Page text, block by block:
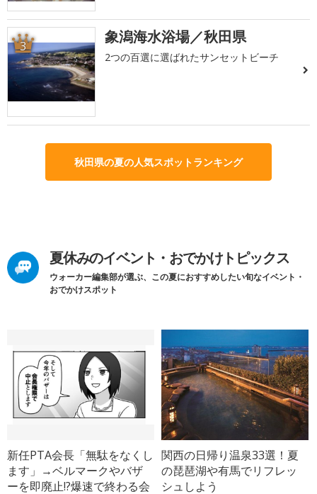
3 象潟海水浴場／秋田県
2つの百選に選ばれたサンセットビーチ
秋田県の夏の人気スポットランキング
夏休みのイベント・おでかけトピックス
ウォーカー編集部が選ぶ、この夏におすすめしたい旬なイベント・
おでかけスポット
新任PTA会長「無駄をなくし
ます」→ベルマークやバザ
ーを即廃止!?爆速で終わる会
関西の日帰り温泉33選！夏
の琵琶湖や有馬でリフレッ
シュしよう